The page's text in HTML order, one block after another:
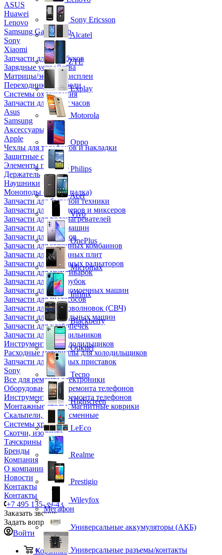
ASUS
Huawei
Lenovo
Samsung Galaxy Tab
Sony
Xiaomi
Запчасти для ноутбуков
Зарядные устройства
Матрицы/экраны/дисплеи
Переходники и кабели
Системы охлаждения
Запчасти для смарт часов
Asus
Samsung
Аксессуары
Apple
Чехлы для телефонов и накладки
Защитные стекла
Элементы питания
Держатель
Наушники
Моноподы (Селфи палка)
Запчасти для бытовой техники
Запчасти для блендеров и миксеров
Запчасти для водонагревателей
Запчасти для кофемашин
Запчасти для кулеров
Запчасти для кухонных комбаинов
Запчасти для кухонных плит
Запчасти для масляных радиаторов
Запчасти для мультиварок
Запчасти для мясорубок
Запчасти для посудомоечных машин
Запчасти для пылесосов
Запчасти для микроволновок (СВЧ)
Запчасти для стиральных машин
Запчасти для хлебопечек
Запчасти для холодильников
Инструмент для холодильщиков
Расходные материалы для холодильщиков
Запчасти для игровых приставок
Sony
Все для ремонта электроники
Оборудование для ремонта телефонов
Инструменты для ремонта телефонов
Монтажные столы, магнитные коврики
Скальпели, лезвия сменные
Системы хранения
Скотчи, изолента
Тачскрины
Бренды
Компания
О компании
Новости
Контакты
Контакты
+7 495 135-39-43
Заказать звонок
Задать вопрос
Войти
Корзина0
Sony Ericsson
Alcatel
ZTE
Explay
Motorola
Oppo
Philips
Acer
Vivo
OnePlus
Micromax
Infinix
Blackberry
Oukitel
Tecno
Highscreen
LeEco
Realme
Prestigio
Wileyfox
Мегафон
Универсальные аккумуляторы (АКБ)
Универсальные разъемы/контакты